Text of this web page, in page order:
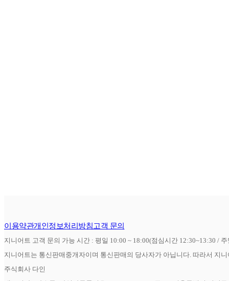
이용약관개인정보처리방침고객 문의
지니어트 고객 문의 가능 시간 : 평일 10:00 ~ 18:00(점심시간 12:30~13:30 /
지니어트는 통신판매중개자이며 통신판매의 당사자가 아닙니다. 따라서 지
주식회사 다인